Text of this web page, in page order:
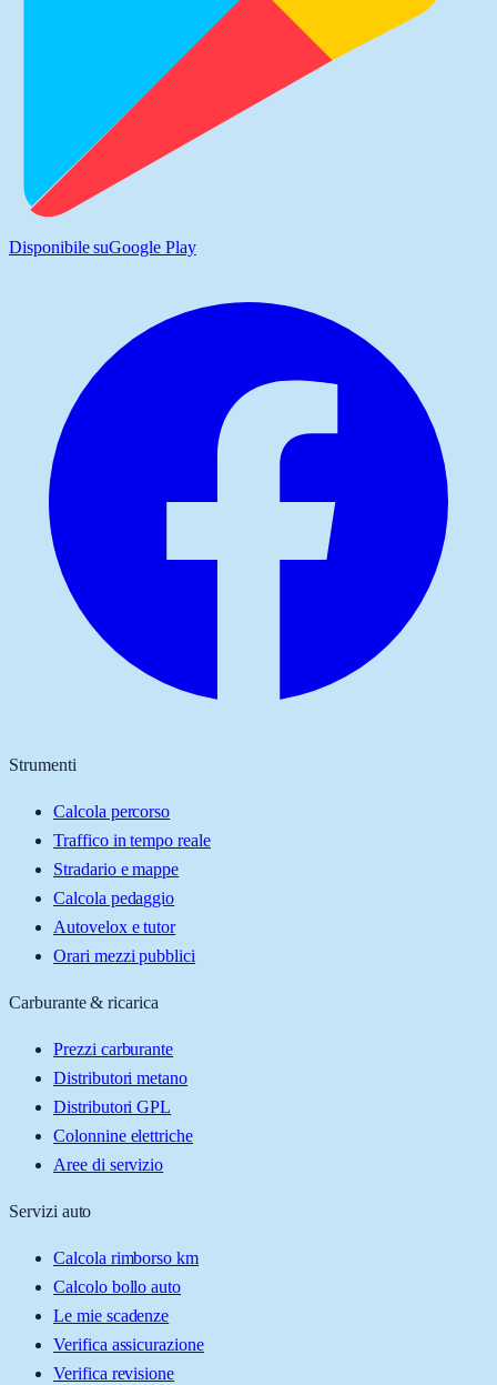
Disponibile suGoogle Play
Strumenti
Calcola percorso
Traffico in tempo reale
Stradario e mappe
Calcola pedaggio
Autovelox e tutor
Orari mezzi pubblici
Carburante & ricarica
Prezzi carburante
Distributori metano
Distributori GPL
Colonnine elettriche
Aree di servizio
Servizi auto
Calcola rimborso km
Calcolo bollo auto
Le mie scadenze
Verifica assicurazione
Verifica revisione